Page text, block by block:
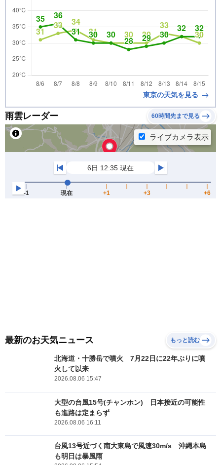
東京の天気を見る
雨雲レーダー 60時間先まで見る
最新のお天気ニュース もっと読む
北海道・十勝岳で噴火 7月22日に22年ぶりに噴
火して以来
2026.08.06 15:47
大型の台風15号(チャンホン) 日本接近の可能性
も進路は定まらず
2026.08.06 16:11
台風13号近づく南大東島で風速30m/s 沖縄本島
も明日は暴風雨